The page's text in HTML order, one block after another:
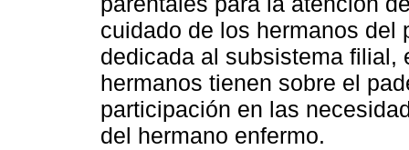
cuidado de los hermanos del
dedicada al subsistema filial,
hermanos tienen sobre el
participación en las
del hermano enfermo.